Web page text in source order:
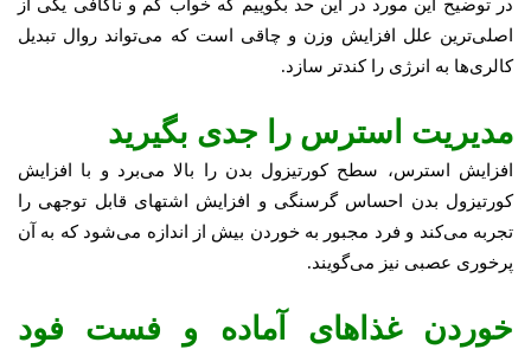
در توضیح این مورد در این حد بگوییم که خواب کم و ناکافی یکی از
اصلی‌ترین علل افزایش وزن و چاقی است که می‌تواند روال تبدیل
کالری‌ها به انرژی را کندتر سازد.
مدیریت استرس را جدی بگیرید
افزایش استرس، سطح کورتیزول بدن را بالا می‌برد و با افزایش
کورتیزول بدن احساس گرسنگی و افزایش اشتهای قابل توجهی را
تجربه می‌کند و فرد مجبور به خوردن بیش از اندازه می‌شود که به آن
پرخوری عصبی نیز می‌گویند.
خوردن غذاهای آماده و فست فود